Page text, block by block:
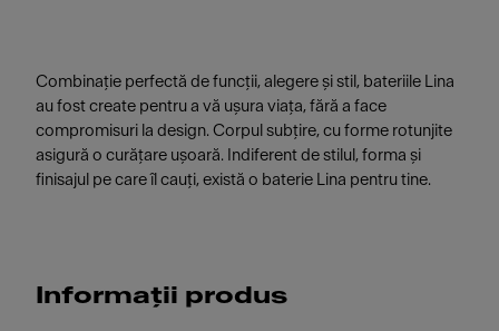
Combinație perfectă de funcții, alegere și stil, bateriile Lina
au fost create pentru a vă ușura viața, fără a face
compromisuri la design. Corpul subțire, cu forme rotunjite
asigură o curățare ușoară. Indiferent de stilul, forma și
finisajul pe care îl cauți, există o baterie Lina pentru tine.
Informații produs